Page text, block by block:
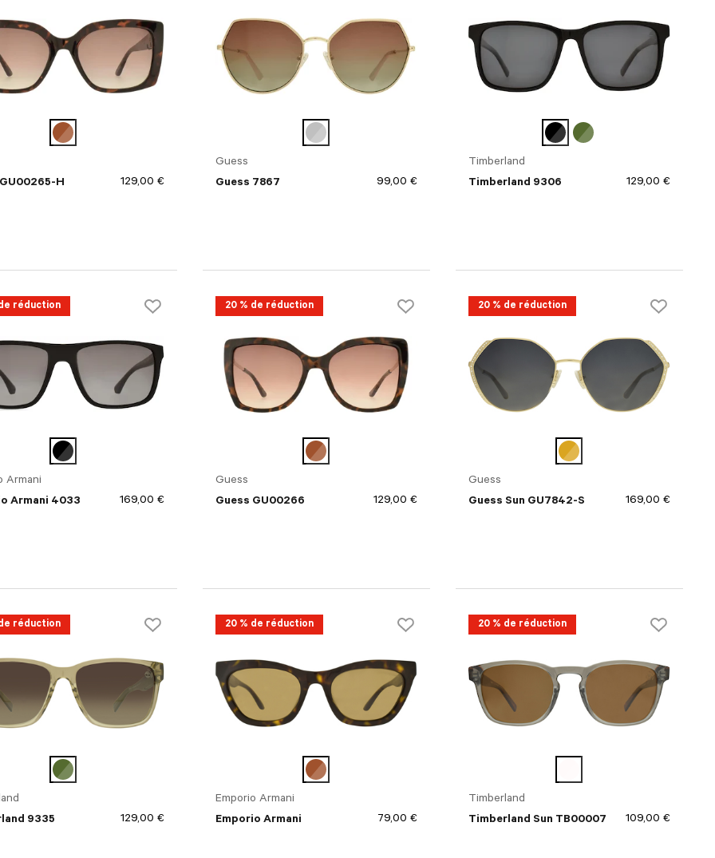
H
129,00 €
Guess
Guess 7867
99,00 €
Timberland
Timberland 9306
129,00 €
réduction
Armani
Armani 4033
169,00 €
20 % de réduction
Guess
Guess GU00266
129,00 €
20 % de réduction
Guess
Guess Sun GU7842-S
169,00 €
réduction
9335
129,00 €
20 % de réduction
Emporio Armani
Emporio Armani
79,00 €
20 % de réduction
Timberland
Timberland Sun TB00007
109,00 €